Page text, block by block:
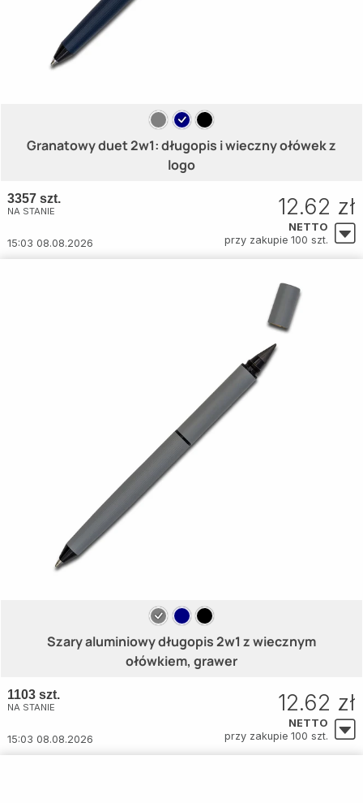
Granatowy duet 2w1: długopis i wieczny ołówek z
logo
3357 szt.
NA STANIE
15:03 08.08.2026
12.62 zł
NETTO
przy zakupie 100 szt.
Szary aluminiowy długopis 2w1 z wiecznym
ołówkiem, grawer
1103 szt.
NA STANIE
15:03 08.08.2026
12.62 zł
NETTO
przy zakupie 100 szt.